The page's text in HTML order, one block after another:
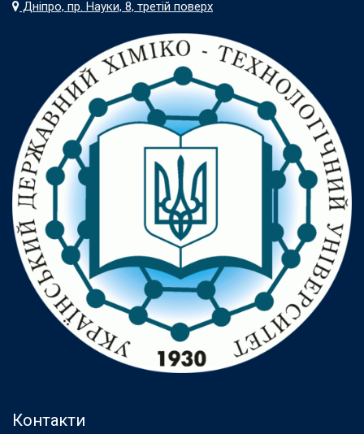
Дніпро, пр. Науки, 8, третій поверх
Контакти